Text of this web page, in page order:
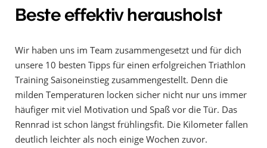
Beste effektiv herausholst
Wir haben uns im Team zusammengesetzt und für dich
unsere 10 besten Tipps für einen erfolgreichen Triathlon
Training Saisoneinstieg zusammengestellt. Denn die
milden Temperaturen locken sicher nicht nur uns immer
häufiger mit viel Motivation und Spaß vor die Tür. Das
Rennrad ist schon längst frühlingsfit. Die Kilometer fallen
deutlich leichter als noch einige Wochen zuvor.